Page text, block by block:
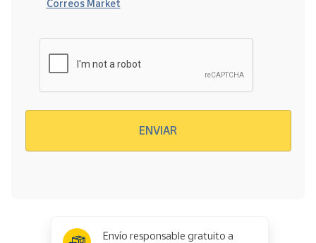
Correos Market
ENVIAR
Envío responsable gratuito a